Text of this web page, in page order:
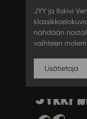
JYY ja Ilokivi
nähdään
vaihteen
Lisätietoja